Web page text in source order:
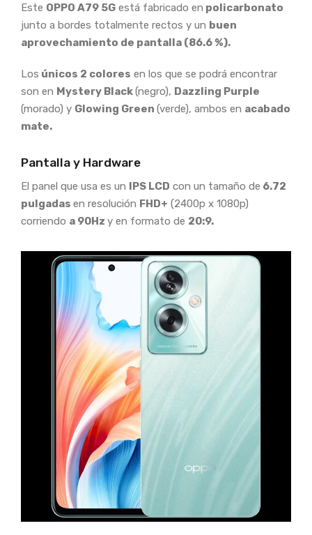
Este OPPO A79 5G está fabricado en policarbonato
junto a bordes totalmente rectos y un buen
aprovechamiento de pantalla (86.6 %).
Los únicos 2 colores en los que se podrá encontrar
son en Mystery Black(negro), Dazzling Purple
(morado) y Glowing Green (verde), ambos en acabado
mate.
Pantalla y Hardware
El panel que usa es un IPS LCD con un tamaño de 6.72
pulgadas en resolución FHD+ (2400p x 1080p)
corriendo a 90Hz y en formato de 20:9.